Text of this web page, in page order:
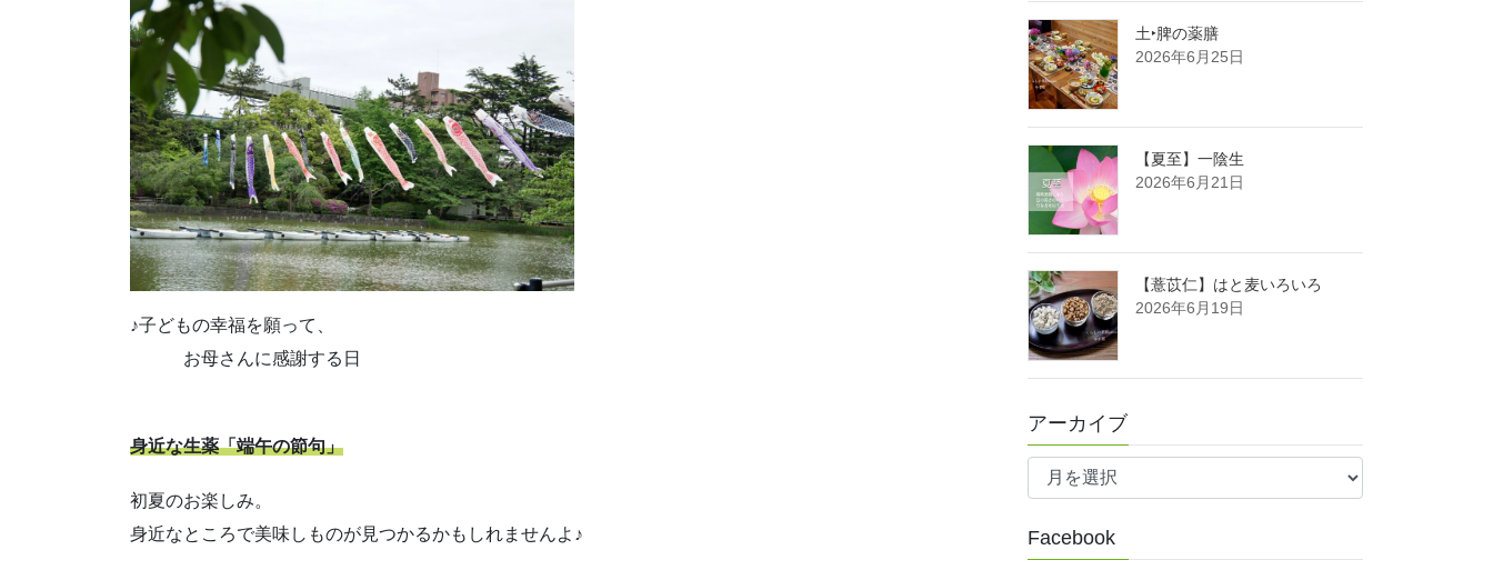
♪子どもの幸福を願って、
お母さんに感謝する日
身近な生薬「端午の節句」
初夏のお楽しみ。
身近なところで美味しものが見つかるかもしれませんよ♪
土‣脾の薬膳
2026年6月25日
【夏至】一陰生
2026年6月21日
【薏苡仁】はと麦いろいろ
2026年6月19日
アーカイブ
ア
イ
ブ
Facebook